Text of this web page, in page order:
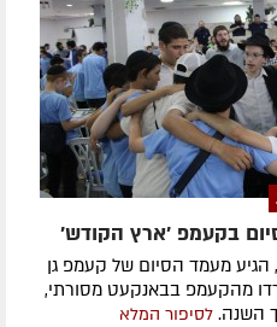
בקעמפ 'ארץ הקודש'
הגיע מעמד הסיום של קעמפ גן
מהקעמפ בבאנקעט מסורתי,
השנה. לסיפור המלא